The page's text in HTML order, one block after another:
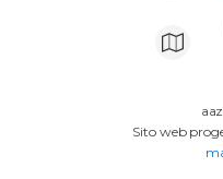
Sito web